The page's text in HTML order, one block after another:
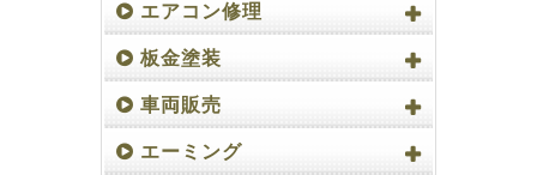
エアコン修理
板金塗装
車両販売
エーミング